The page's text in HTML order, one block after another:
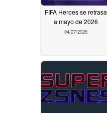
FIFA Heroes se retrasa
a mayo de 2026
04/27/2026